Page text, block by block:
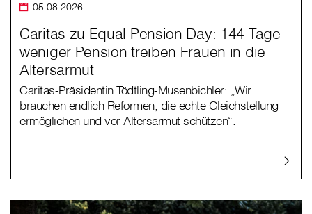
05.08.2026
Caritas zu Equal Pension Day: 144 Tage
weniger Pension treiben Frauen in die
Altersarmut
Caritas-Präsidentin Tödtling-Musenbichler: „Wir
brauchen endlich Reformen, die echte Gleichstellung
ermöglichen und vor Altersarmut schützen“.